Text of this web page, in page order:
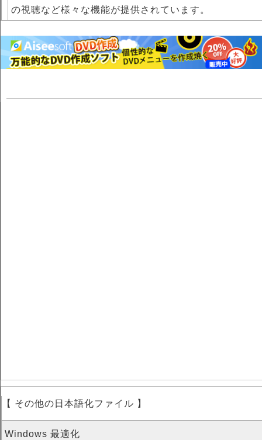
の視聴など様々な機能が提供されています。
【 その他の日本語化ファイル 】
Windows 最適化